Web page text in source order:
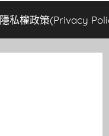
隱私權政策(Privacy